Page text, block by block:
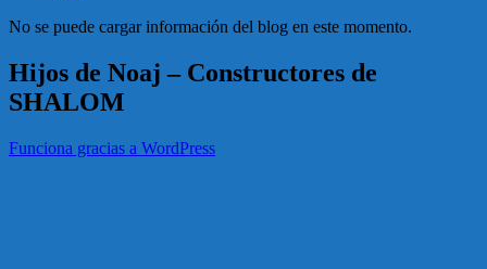
No se puede cargar información del blog en este momento.
Hijos de Noaj – Constructores de
SHALOM
Funciona gracias a WordPress